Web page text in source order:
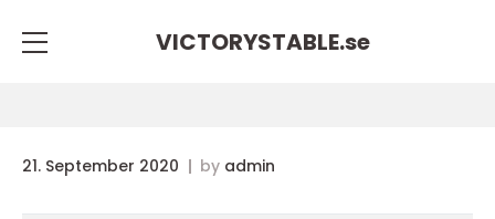
VICTORYSTABLE.se
21. September 2020 by admin